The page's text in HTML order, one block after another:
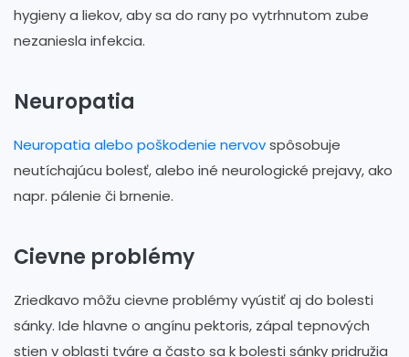
hygieny a liekov, aby sa do rany po vytrhnutom zube
nezaniesla infekcia.
Neuropatia
Neuropatia alebo poškodenie nervovspôsobuje
neutíchajúcu bolesť, alebo iné neurologické prejavy, ako
napr. pálenie či brnenie.
Cievne problémy
Zriedkavo môžu cievne problémy vyústiť aj do bolesti
sánky. Ide hlavne o angínu pektoris, zápal tepnových
stien v oblasti tváre a často sa k bolesti sánky pridružia